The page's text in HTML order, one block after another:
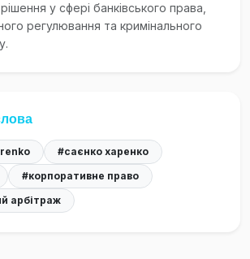
у сфері банківського права,
регулювання та кримінального
#саєнко харенко
#корпоративне право
арбітраж